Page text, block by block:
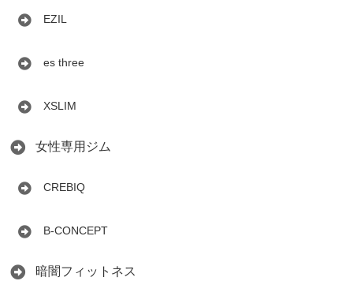
EZIL
es three
XSLIM
女性専用ジム
CREBIQ
B-CONCEPT
暗闇フィットネス